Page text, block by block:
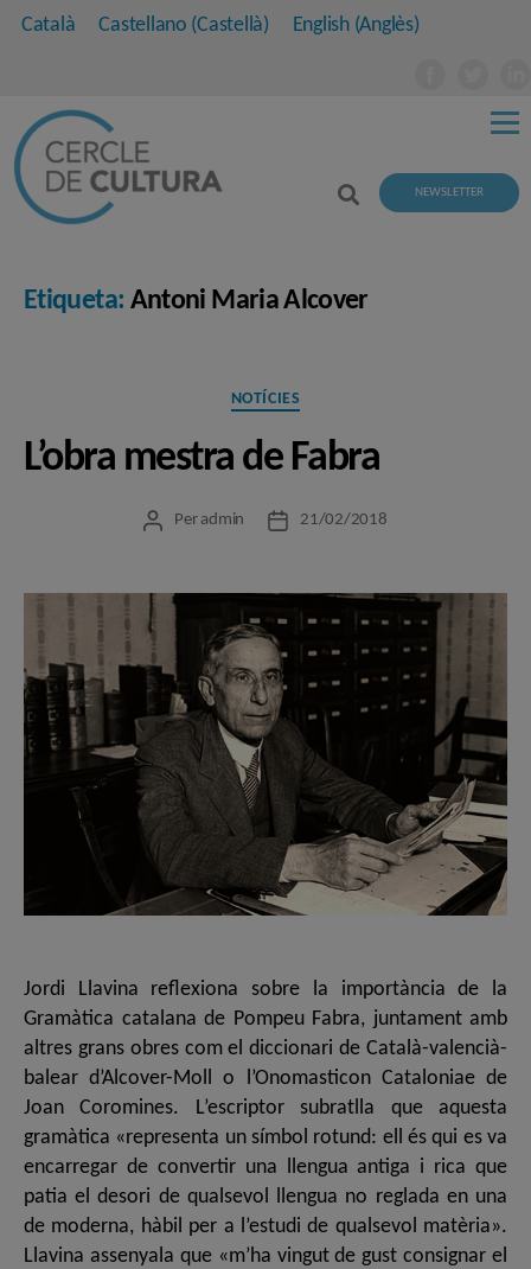
Català Castellano (Castellà) English(Anglès)
NEWSLETTER
Etiqueta: Antoni Maria Alcover
Categories
NOTÍCIES
L’obra mestra de Fabra
Autor
Per admin
Data21/02/2018
Jordi Llavina reflexiona sobre la importància de la
Gramàtica catalana de Pompeu Fabra, juntament amb
altres grans obres com el diccionari de Català-valencià-
balear d’Alcover-Moll o l’Onomasticon Cataloniae de
Joan Coromines. L’escriptor subratlla que aquesta
gramàtica «representa un símbol rotund: ell és qui es va
encarregar de convertir una llengua antiga i rica que
patia el desori de qualsevol llengua no reglada en una
de moderna, hàbil per a l’estudi de qualsevol matèria».
Llavina assenyala que «m’ha vingut de gust consignar el